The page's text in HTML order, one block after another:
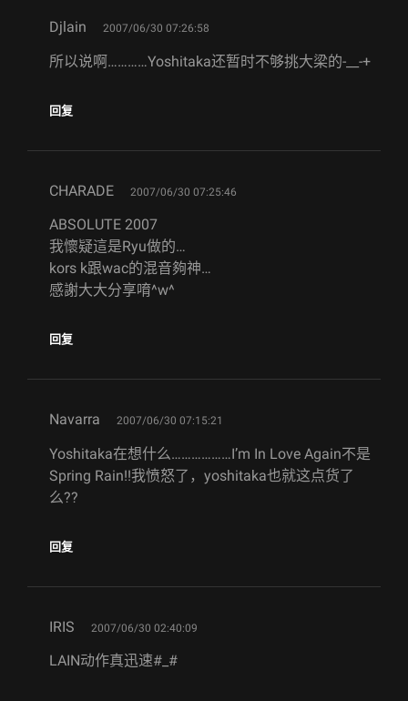
Djlain says:
2007/06/30 07:26:58
所以说啊…………Yoshitaka还暂时不够挑大梁的-__-+
回复
CHARADE says:
2007/06/30 07:25:46
ABSOLUTE 2007
我懷疑這是Ryu做的…
kors k跟wac的混音夠神…
感謝大大分享唷^w^
回复
Navarra says:
2007/06/30 07:15:21
Yoshitaka在想什么………………I’m In Love Again不是
Spring Rain!!我愤怒了，yoshitaka也就这点货了
么??
回复
IRIS says:
2007/06/30 02:40:09
LAIN动作真迅速#_#